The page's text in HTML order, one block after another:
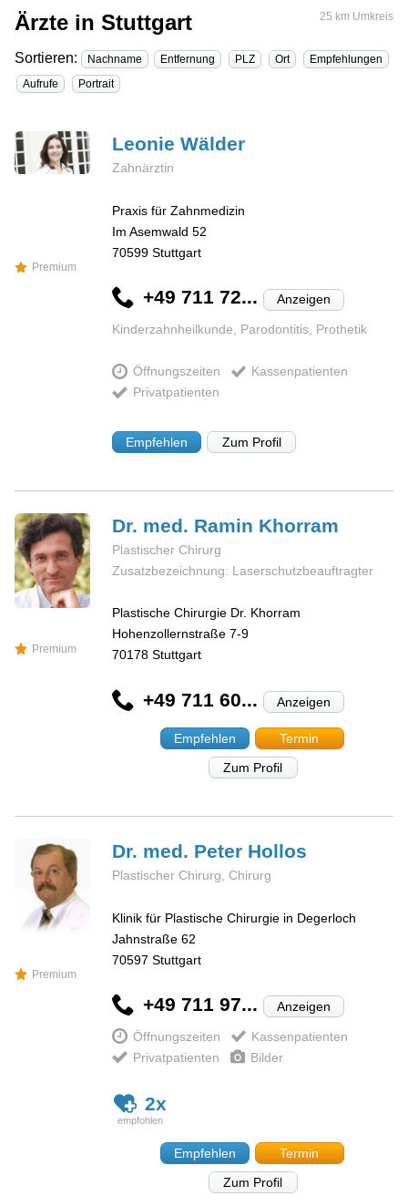
Ärzte in Stuttgart 25 km Umkreis
Sortieren: Nachname Entfernung PLZ Ort
Empfehlungen
Aufrufe
Portrait
Premium
LeonieWälder
Zahnärztin
Praxis für Zahnmedizin
Im Asemwald 52
70599 Stuttgart
+49 711 72... Anzeigen
Kinderzahnheilkunde, Parodontitis, Prothetik
Öffnungszeiten
Kassenpatienten
Privatpatienten
Empfehlen Zum Profil
Premium
Dr. med. Ramin Khorram
Plastischer Chirurg
Zusatzbezeichnung: Laserschutzbeauftragter
Plastische Chirurgie Dr. Khorram
Hohenzollernstraße 7-9
70178 Stuttgart
+49 711 60... Anzeigen
Empfehlen
Termin
Zum Profil
Premium
Dr. med. Peter Hollos
Plastischer Chirurg, Chirurg
Klinik für Plastische Chirurgie in Degerloch
Jahnstraße 62
70597 Stuttgart
+49 711 97... Anzeigen
Öffnungszeiten
Kassenpatienten
Privatpatienten
Bilder
2x
Empfehlen
Termin
Zum Profil